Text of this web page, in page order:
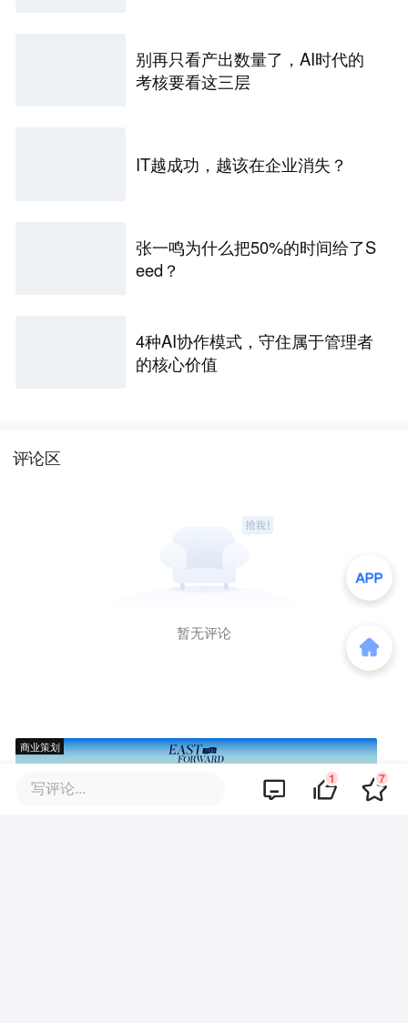
别再只看产出数量了，AI时代的
考核要看这三层
IT越成功，越该在企业消失？
张一鸣为什么把50%的时间给了S
eed？
4种AI协作模式，守住属于管理者
的核心价值
评论区
暂无评论
商业策划
写评论... 1 7